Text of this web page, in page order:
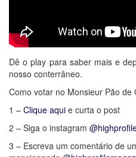
Dê o play para saber mais e
nosso conterrâneo.
Como votar no Monsieur Pão de
1 – Clique aqui e curta o post
2 – Siga o instagram
3 – Escreva um comentário de